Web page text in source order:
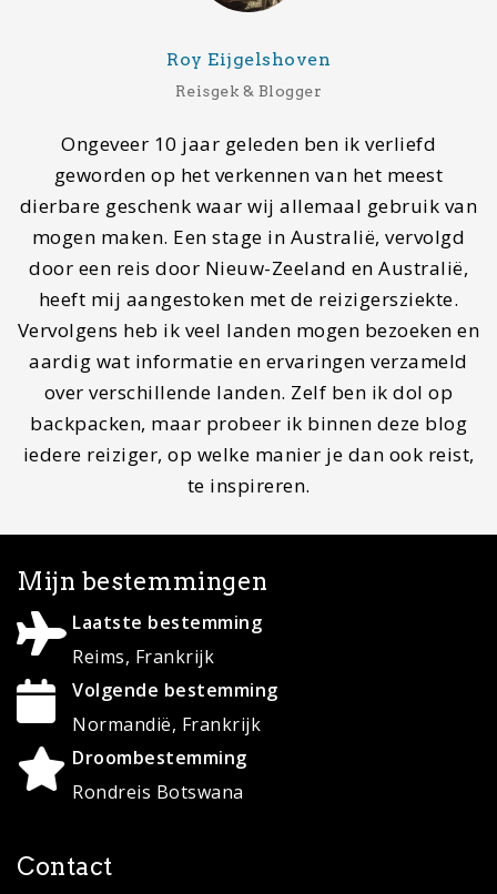
Roy Eijgelshoven
Reisgek & Blogger
Ongeveer 10 jaar geleden ben ik verliefd
geworden op het verkennen van het meest
dierbare geschenk waar wij allemaal gebruik van
mogen maken. Een stage in Australië, vervolgd
door een reis door Nieuw-Zeeland en Australië,
heeft mij aangestoken met de reizigersziekte.
Vervolgens heb ik veel landen mogen bezoeken en
aardig wat informatie en ervaringen verzameld
over verschillende landen. Zelf ben ik dol op
backpacken, maar probeer ik binnen deze blog
iedere reiziger, op welke manier je dan ook reist,
te inspireren.
Mijn bestemmingen
Laatste bestemming
Reims, Frankrijk
Volgende bestemming
Normandië, Frankrijk
Droombestemming
Rondreis Botswana
Contact